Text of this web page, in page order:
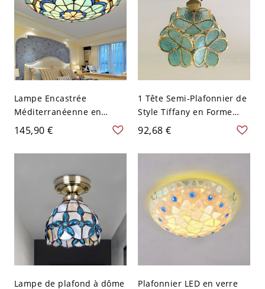
Lampe Encastrée
Méditerranéenne en
Forme de Dôme en Vitrail
à 2/3/4 Lumières
Plafonnier pour Chambre
145,90 €
1 Tête Semi-Plafonnier de
Style Tiffany en Forme
d'Hortensia en Verre
Lampe Encastrée pour
Balcon - 110 V-120 V Vert
92,68 €
Lampe de plafond à dôme
Plafonnier LED en verre